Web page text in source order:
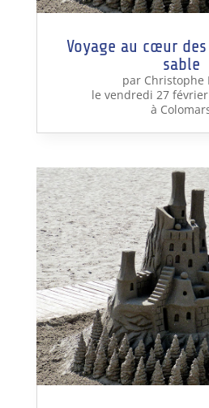
Voyage au cœur
sable
par Christophe
le vendredi 27
à